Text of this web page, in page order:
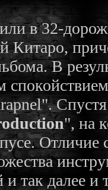
в 32-
Китаро,
В
", на
Отличие
и так далее и